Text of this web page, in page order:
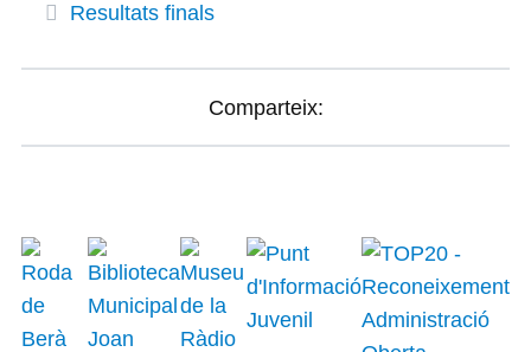
Resultats finals
Comparteix: